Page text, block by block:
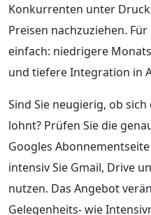
Konkurrenten unter
Preisen nachzuziehen.
einfach: niedrigere
und tiefere Integration in
Sind Sie neugierig, ob
lohnt? Prüfen Sie die
Googles
intensiv Sie Gmail, Drive
nutzen. Das Angebot
Gelegenheits- wie